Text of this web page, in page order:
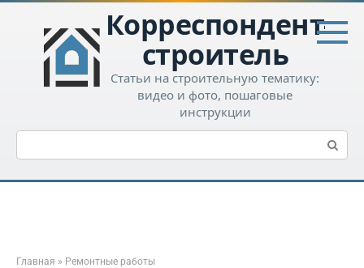
Перейти
контенту
Корреспондент-
строитель
Статьи на строительную тематику:
видео и фото, пошаговые
инструкции
Поиск:
Главная » Ремонтные работы